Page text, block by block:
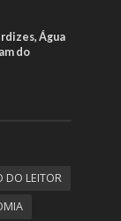
Água
do
DO LEITOR